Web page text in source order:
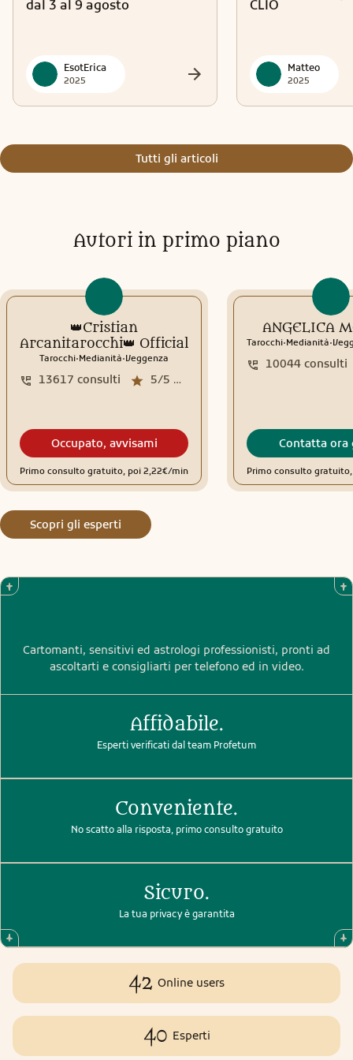
dal 3 al 9 agosto
EsotErica
2025
CLIO
Matteo
2025
Tutti gli articoli
Autori in primo piano
👑Cristian
Arcanitarocchi👑 Official
Tarocchi.Medianità.Veggenza
5/5 media recensioni
13617 consulti
Occupato, avvisami
Primo consulto gratuito, poi 2,22€/min
ANGELICA
Tarocchi.Medianità.
10044 consulti
Contatta ora
Primo consulto
Scopri gli esperti
Cartomanti, sensitivi ed astrologi professionisti, pronti ad
ascoltarti e consigliarti per telefono ed in video.
Affidabile.
Esperti verificati dal team Profetum
Conveniente.
No scatto alla risposta, primo consulto gratuito
Sicuro.
La tua privacy è garantita
42 Online users
40 Esperti